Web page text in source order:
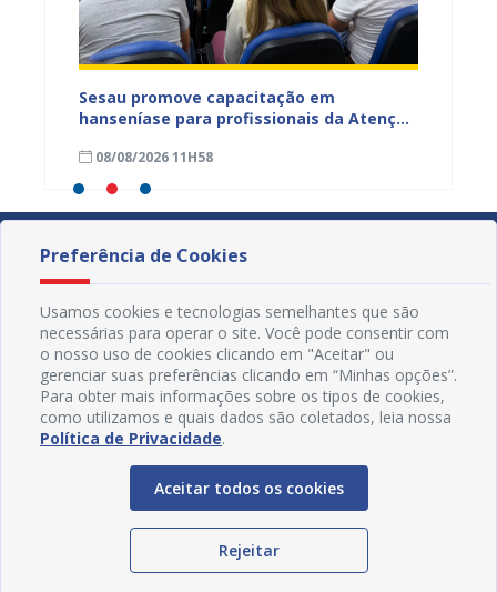
Sesau promove capacitação em
hanseníase para profissionais da Atenção
08/08/2026 11H58
Redes Sociais
Preferência de Cookies
Usamos cookies e tecnologias semelhantes que são
necessárias para operar o site. Você pode consentir com
o nosso uso de cookies clicando em "Aceitar" ou
gerenciar suas preferências clicando em “Minhas opções”.
Para obter mais informações sobre os tipos de cookies,
como utilizamos e quais dados são coletados, leia nossa
Política de Privacidade.
Aceitar todos os cookies
Rejeitar